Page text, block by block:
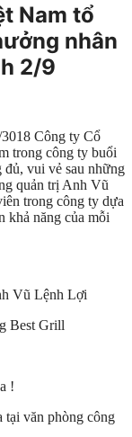
Nam tổ
nhân
2/9
Công ty Cổ
trong công ty buổi
đủ, vui vẻ sau những
quản trị Anh Vũ
trong công ty dựa
khả năng của mỗi
Vũ Lệnh Lợi
Best Grill
!
tại văn phòng công